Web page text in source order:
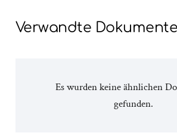
Verwandte Dokumente
Es wurden keine ähnlichen
gefunden.